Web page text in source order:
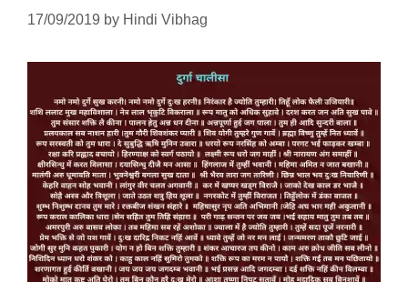
17/09/2019 by Hindi Vibhag